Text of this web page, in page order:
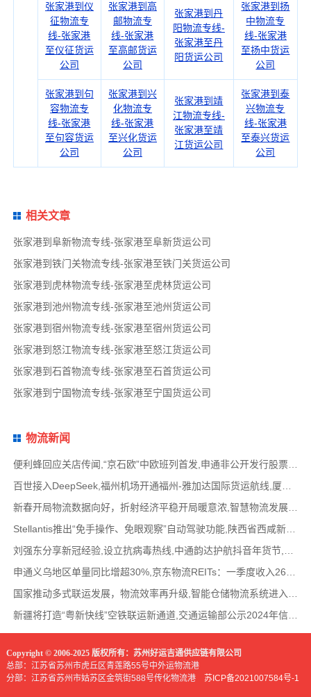
张家港到仪
征物流专
线-张家港
至仪征货运
公司
张家港到高
邮物流专
线-张家港
至高邮货运
公司
张家港到丹
阳物流专线-
张家港至丹
阳货运公司
张家港到扬
中物流专
线-张家港
至扬中货运
公司
张家港到句
容物流专
线-张家港
至句容货运
公司
张家港到兴
化物流专
线-张家港
至兴化货运
公司
张家港到靖
江物流专线-
张家港至靖
江货运公司
张家港到泰
兴物流专
线-张家港
至泰兴货运
公司
相关文章
张家港到阜新物流专线-张家港至阜新货运公司
张家港到铁门关物流专线-张家港至铁门关货运公司
张家港到虎林物流专线-张家港至虎林货运公司
张家港到池州物流专线-张家港至池州货运公司
张家港到宿州物流专线-张家港至宿州货运公司
张家港到怒江物流专线-张家港至怒江货运公司
张家港到石首物流专线-张家港至石首货运公司
张家港到宁国物流专线-张家港至宁国货运公司
物流新闻
便利蜂回应关店传闻,“京石欧”中欧班列首发,申通非公开发行股票方案失效,老挝中通和老挝
百世接入DeepSeek,福州机场开通福州-雅加达国际货运航线,厦门拟立法保障网约配送员劳动权益
新春开局物流数据向好，折射经济平稳开局暖意浓,智慧物流发展迅猛，新一代信息技术深度融
Stellantis推出“免手操作、免眼观察”自动驾驶功能,陕西省西咸新区公示首批智能网联道路测试
新疆将打造“粤新快线”空铁联运新通道,交通运输部公示2024年信用交通典型案例,网络货运平
Copyright © 2006-2025 版权所有：苏州好运吉通供应链有限公司
总部：江苏省苏州市虎丘区青莲路55号中外运物流港
分部：江苏省苏州市姑苏区金筑街588号传化物流港 苏ICP备2021007584号-1